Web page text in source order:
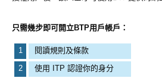
只需幾步即可開立BTP用戶帳戶：
1
閱讀規則及條款
2
使用 ITP 認證你的身分